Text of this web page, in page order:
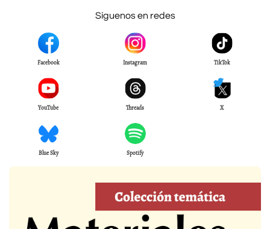
Síguenos en redes
Facebook Instagram TikTok
YouTube Threads X
Blue Sky Spotify